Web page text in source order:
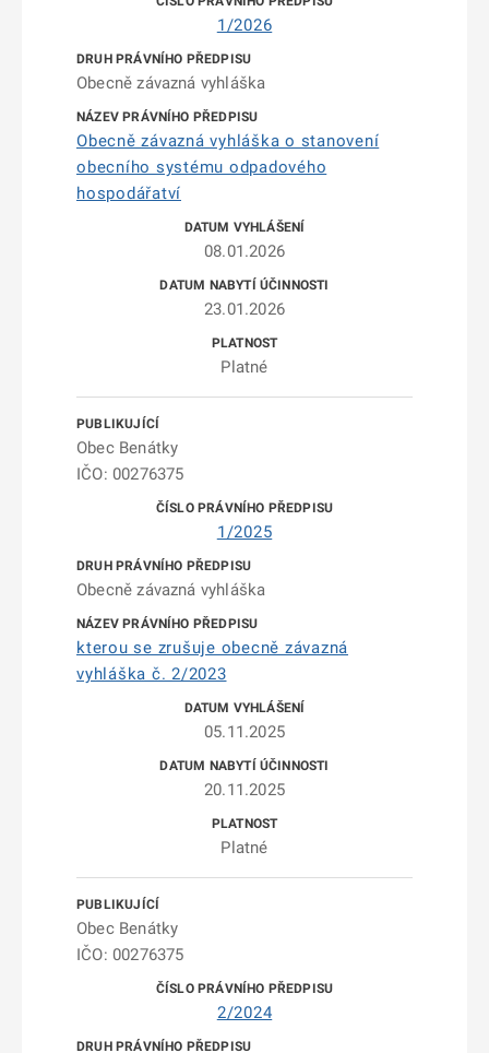
1/2026
Obecně závazná vyhláška
Obecně závazná vyhláška o stanovení
obecního systému odpadového
hospodářatví
08.01.2026
23.01.2026
Platné
Obec Benátky
IČO: 00276375
1/2025
Obecně závazná vyhláška
kterou se zrušuje obecně závazná
vyhláška č. 2/2023
05.11.2025
20.11.2025
Platné
Obec Benátky
IČO: 00276375
2/2024